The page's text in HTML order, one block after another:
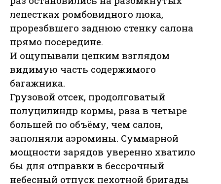
лепестках ромбовидного люка,
прорезбвшего заднюю стенку салона
прямо посередине.
И ощупывали цепким взглядом
видимую часть содержимого
багажника.
Грузовой отсек, продолговатый
полуцилиндр кормы, раза в четыре
большей по объёму, чем салон,
заполняли аэромины. Суммарной
мощности зарядов уверенно хватило
бы для отправки в бессрочный
небесный отпуск пехотной бригады